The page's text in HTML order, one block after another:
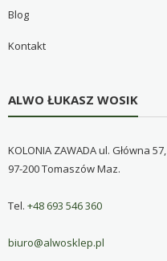
Blog
Kontakt
ALWO ŁUKASZ WOSIK
KOLONIA ZAWADA ul. Główna 57,
97-200 Tomaszów Maz.
Tel. +48 693 546 360
biuro@alwosklep.pl